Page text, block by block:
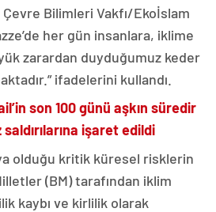
Bilimleri Vakfı/Ekoİslam
her gün insanlara, iklime
zarardan duyduğumuz keder
ifadelerini kullandı.
son 100 günü aşkın süredir
işaret edildi
olduğu kritik küresel risklerin
(BM) tarafından iklim
kaybı ve kirlilik olarak